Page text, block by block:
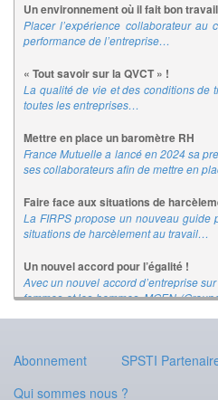
Un environnement où il fait bon
Placer l’expérience collaborateur
performance de l’entreprise…
« Tout savoir sur la QVCT » !
La qualité de vie et des conditions de
toutes les entreprises…
Mettre en place un baromètre RH
France Mutuelle a lancé en 2024 sa
ses collaborateurs afin de mettre en
Faire face aux situations de
La FIRPS propose un nouveau guide
situations de harcèlement au travail…
Un nouvel accord pour l’égalité !
Avec un nouvel accord d’entreprise
femmes et les hommes, MGEN
De plus en plus de parents
Abonnement SPSTI
Qui sommes nous ?